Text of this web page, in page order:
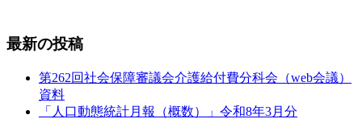
最新の投稿
第262回社会保障審議会介護給付費分科会（web会議）
資料
「人口動態統計月報（概数）」令和8年3月分